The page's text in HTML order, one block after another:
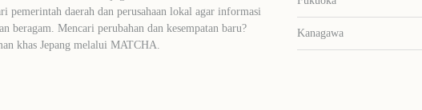
pemerintah daerah dan perusahaan lokal agar informasi
beragam. Mencari perubahan dan kesempatan baru?
khas Jepang melalui MATCHA.
Kanagawa